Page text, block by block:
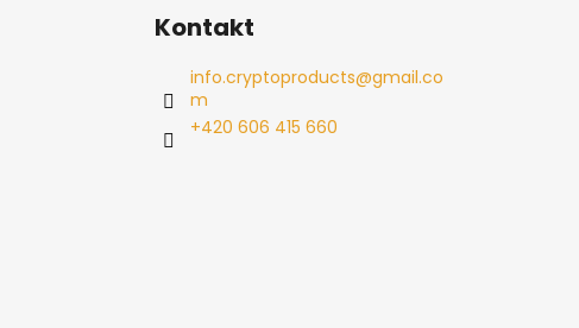
Kontakt
info.cryptoproducts@gmail.co
m
+420 606 415 660